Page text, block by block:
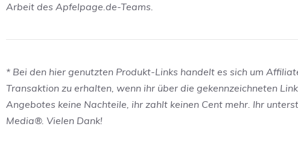
Arbeit des Apfelpage.de-Teams.
* Bei den hier genutzten Produkt-Links handelt es sich um
Transaktion zu erhalten, wenn ihr über die gekennzeichneten
Angebotes keine Nachteile, ihr zahlt keinen Cent mehr. Ihr
Media®. Vielen Dank!